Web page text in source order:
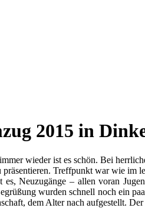
2015 in
wieder ist es schön. Bei
Treffpunkt war wie im
es, Neuzugänge – allen voran
wurden schnell noch ein
dem Alter nach aufgestellt.